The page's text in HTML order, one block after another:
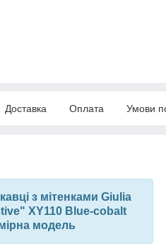
Доставка Оплата Умови
з мітенками Giulia
XY110 Blue-cobalt
модель